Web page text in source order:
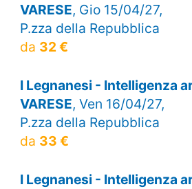
VARESE, Gio 15/04/27,
P.zza della Repubblica
da 32 €
I Legnanesi - Intelligenza
VARESE, Ven 16/04/27,
P.zza della Repubblica
da 33 €
I Legnanesi - Intelligenza